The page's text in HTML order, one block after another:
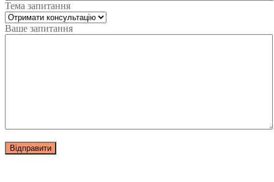
Тема запитання
Ваше запитання